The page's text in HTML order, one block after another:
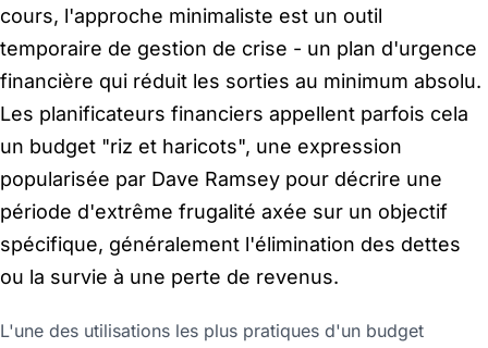
cours, l'approche minimaliste est un outil
temporaire de gestion de crise - un plan d'urgence
financière qui réduit les sorties au minimum absolu.
Les planificateurs financiers appellent parfois cela
un budget "riz et haricots", une expression
popularisée par Dave Ramsey pour décrire une
période d'extrême frugalité axée sur un objectif
spécifique, généralement l'élimination des dettes
ou la survie à une perte de revenus.
L'une des utilisations les plus pratiques d'un budget